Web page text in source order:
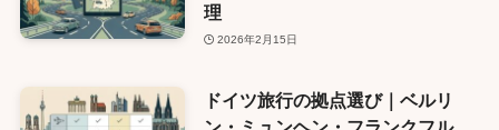
理
2026年2月15日
ドイツ旅行の拠点選び｜ベルリ